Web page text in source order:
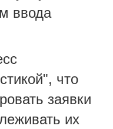
ввода
что
заявки
их